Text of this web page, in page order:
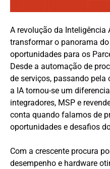
A revolução da Inteligência
transformar o panorama
oportunidades para os
Desde a automação de
de serviços, passando
a IA tornou-se um
integradores, MSP e
conta quando falamos de
oportunidades e desafios
Com a crescente procura
desempenho e hardware